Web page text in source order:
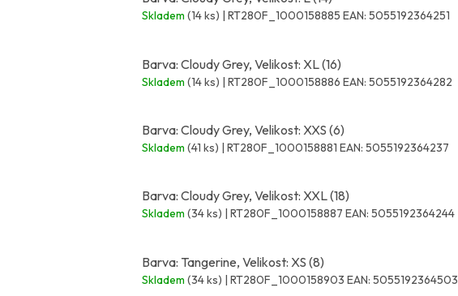
Skladem (14 ks) | RT280F_1000158885 EAN: 5055192364251
Barva: Cloudy Grey, Velikost: XL (16)
Skladem (14 ks) | RT280F_1000158886 EAN: 5055192364282
Barva: Cloudy Grey, Velikost: XXS (6)
Skladem (41 ks) | RT280F_1000158881 EAN: 5055192364237
Barva: Cloudy Grey, Velikost: XXL (18)
Skladem (34 ks) | RT280F_1000158887 EAN: 5055192364244
Barva: Tangerine, Velikost: XS (8)
Skladem (34 ks) | RT280F_1000158903 EAN: 5055192364503